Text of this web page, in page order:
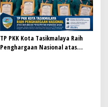
TP PKK Kota Tasikmalaya Raih
Penghargaan Nasional atas